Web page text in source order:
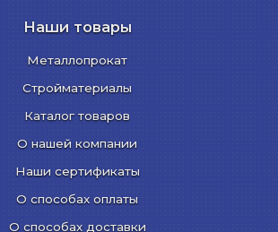
Наши товары
Металлопрокат
Стройматериалы
Каталог товаров
О нашей компании
Наши сертификаты
О способах оплаты
О способах доставки